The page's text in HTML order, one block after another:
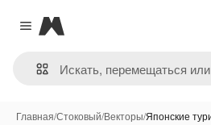
Close menu
Magnific
Главная/Стоковый/Векторы/Японские